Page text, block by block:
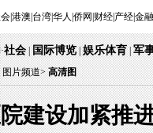
|港澳 台湾|华人 侨网 财经| 产经|金融
·社会 | 国际博览 | 娱乐体育 | 军
图片频道> 高清图
建设加紧推